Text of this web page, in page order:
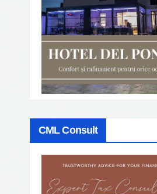
CML Consult